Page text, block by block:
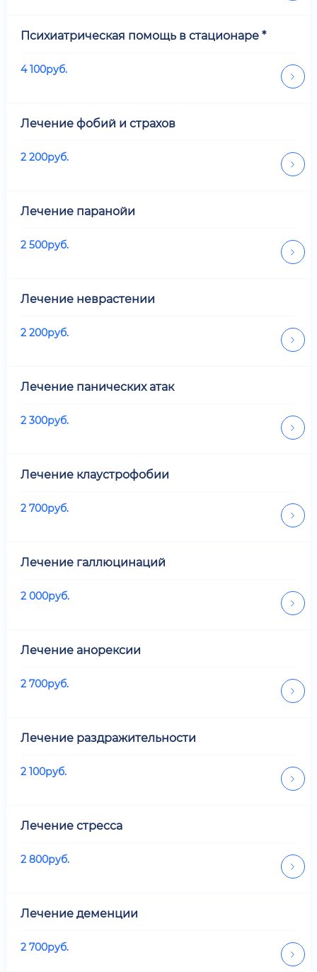
Психиатрическая помощь в стационаре *
4 100руб.
Лечение фобий и страхов
2 200руб.
Лечение паранойи
2 500руб.
Лечение неврастении
2 200руб.
Лечение панических атак
2 300руб.
Лечение клаустрофобии
2 700руб.
Лечение галлюцинаций
2 000руб.
Лечение анорексии
2 700руб.
Лечение раздражительности
2 100руб.
Лечение стресса
2 800руб.
Лечение деменции
2 700руб.